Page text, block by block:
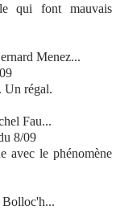
qui font mauvais
Menez...
Un régal.
Fau...
8/09
avec le phénomène